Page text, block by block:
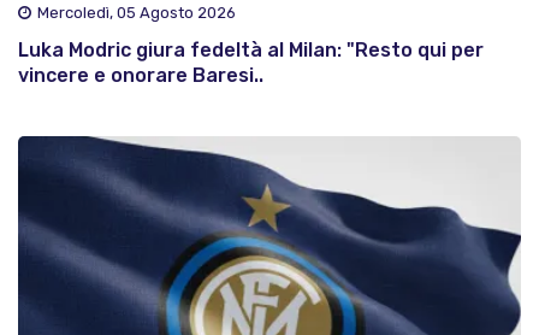
Mercoledì, 05 Agosto 2026
Luka Modric giura fedeltà al Milan: "Resto qui per
vincere e onorare Baresi..